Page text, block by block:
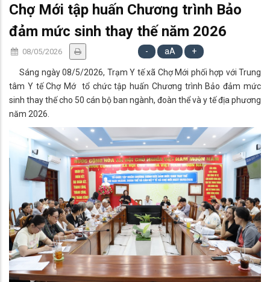
Chợ Mới tập huấn Chương trình Bảo
đảm mức sinh thay thế năm 2026
08/05/2026 - aA +
Sáng ngày 08/5/2026, Trạm Y tế xã Chợ Mới phối hợp với Trung
tâm Y tế Chợ Mớ tổ chức tập huấn Chương trình Bảo đảm mức
sinh thay thế cho 50 cán bộ ban ngành, đoàn thể và y tế địa phương
năm 2026.